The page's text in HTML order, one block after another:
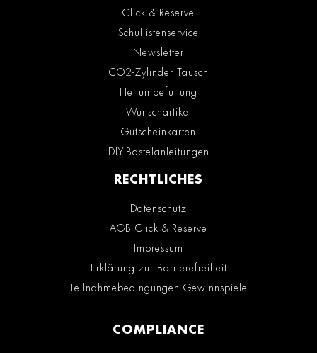
Click & Reserve
Schullistenservice
Newsletter
CO2-Zylinder Tausch
Heliumbefüllung
Wunschartikel
Gutscheinkarten
DIY-Bastelanleitungen
RECHTLICHES
Datenschutz
AGB Click & Reserve
Impressum
Erklärung zur Barrierefreiheit
Teilnahmebedingungen Gewinnspiele
COMPLIANCE